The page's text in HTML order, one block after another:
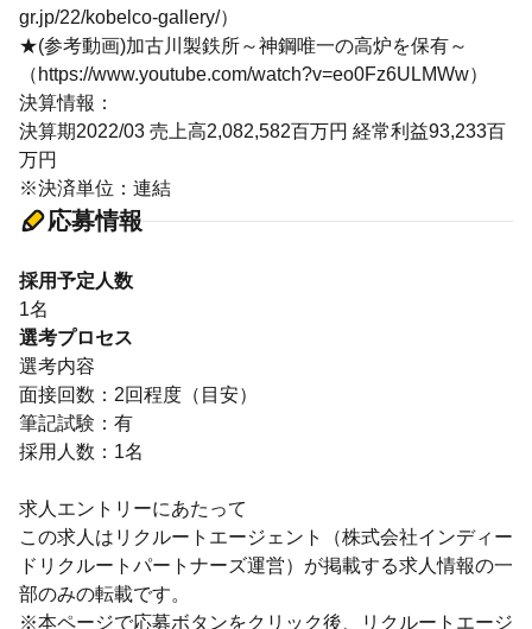
gr.jp/22/kobelco-gallery/）
★(参考動画)加古川製鉄所～神鋼唯一の高炉を保有～
（https://www.youtube.com/watch?v=eo0Fz6ULMWw）
決算情報：
決算期2022/03 売上高2,082,582百万円 経常利益93,233百
万円
※決済単位：連結
応募情報
採用予定人数
1名
選考プロセス
選考内容
面接回数：2回程度（目安）
筆記試験：有
採用人数：1名
求人エントリーにあたって
この求人はリクルートエージェント（株式会社インディー
ドリクルートパートナーズ運営）が掲載する求人情報の一
部のみの転載です。
※本ページで応募ボタンをクリック後、リクルートエージ